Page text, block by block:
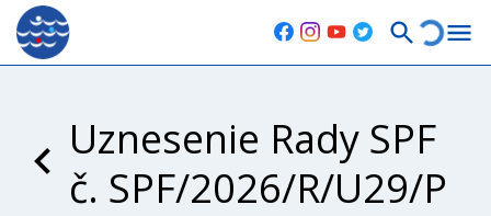
Uznesenie Rady SPF
č. SPF/2026/R/U29/P